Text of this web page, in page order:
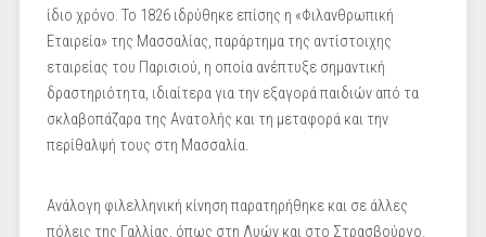
ίδιο χρόνο. Το 1826 ιδρύθηκε επίσης η «Φιλανθρωπική
Εταιρεία» της Μασσαλίας, παράρτημα της αντίστοιχης
εταιρείας του Παρισιού, η οποία ανέπτυξε σημαντική
δραστηριότητα, ιδιαίτερα για την εξαγορά παιδιών από τα
σκλαβοπάζαρα της Ανατολής και τη μεταφορά και την
περίθαλψή τους στη Μασσαλία.
Ανάλογη φιλελληνική κίνηση παρατηρήθηκε και σε άλλες
πόλεις της Γαλλίας, όπως στη Λυών και στο Στρασβούργο.